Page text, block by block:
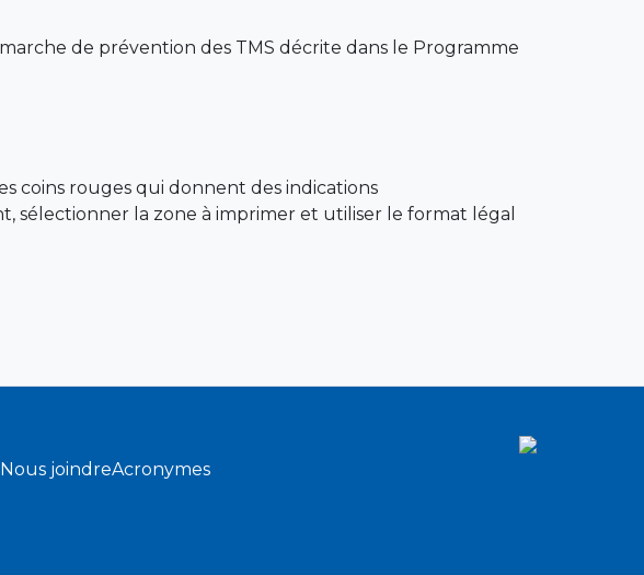
de prévention des TMS décrite dans le Programme
coins rouges qui donnent des indications
la zone à imprimer et utiliser le format légal
Nous joindreAcronymes